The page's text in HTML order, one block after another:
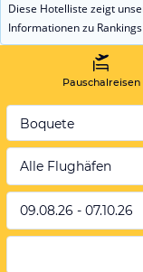
Diese Hotelliste zeigt
Informationen zu
Pauschalreisen
Boquete
Alle Flughäfen
09.08.26 - 07.10.26